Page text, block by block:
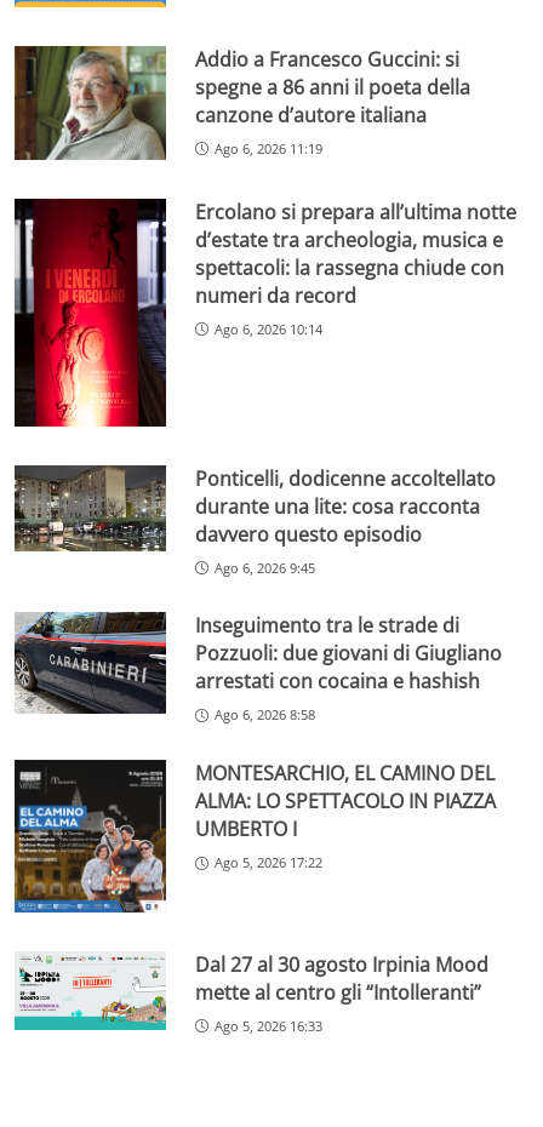
Addio a Francesco Guccini: si
spegne a 86 anni il poeta della
canzone d’autore italiana
Ago 6, 2026 11:19
Ercolano si prepara all’ultima notte
d’estate tra archeologia, musica e
spettacoli: la rassegna chiude con
numeri da record
Ago 6, 2026 10:14
Ponticelli, dodicenne accoltellato
durante una lite: cosa racconta
davvero questo episodio
Ago 6, 2026 9:45
Inseguimento tra le strade di
Pozzuoli: due giovani di Giugliano
arrestati con cocaina e hashish
Ago 6, 2026 8:58
MONTESARCHIO, EL CAMINO DEL
ALMA: LO SPETTACOLO IN PIAZZA
UMBERTO I
Ago 5, 2026 17:22
Dal 27 al 30 agosto Irpinia Mood
mette al centro gli “Intolleranti”
Ago 5, 2026 16:33